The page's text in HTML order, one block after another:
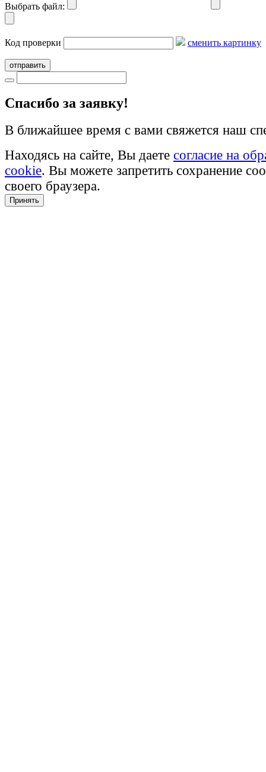
Выбрать файл:
Код проверки сменить картинку
отправить
Cпасибо за заявку!
В ближайшее время с вами свяжется наш
Находясь на сайте, Вы даете согласие на
cookie. Вы можете запретить сохранение
своего браузера.
Принять